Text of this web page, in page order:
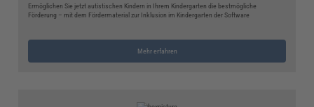
Ermöglichen Sie jetzt autistischen Kindern in Ihrem Kindergarten die bestmögliche
Förderung – mit dem Fördermaterial zur Inklusion im Kindergarten der Software
Mehr erfahren